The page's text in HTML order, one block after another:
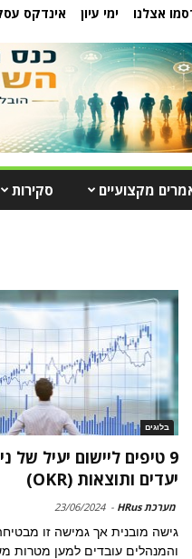
אצלנו ימי עיון אינדקס
מקצועיים סקירות
בלוגים
9 טיפים ליישום יעיל של
יעדים ותוצאות (OKR)
מערכת HRus -
23/06/2024
גישה מובנית אך גמישה זו
והמנהלים עובדים למען מטרות